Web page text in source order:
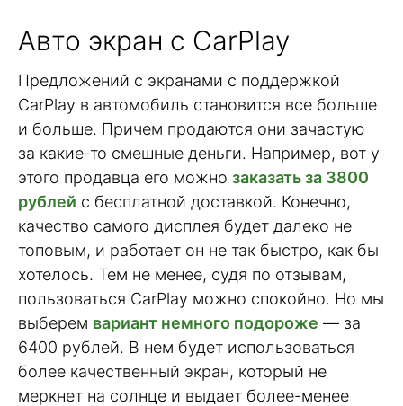
Авто экран с CarPlay
Предложений с экранами с поддержкой
CarPlay в автомобиль становится все больше
и больше. Причем продаются они зачастую
за какие-то смешные деньги. Например, вот у
этого продавца его можно заказать за 3800
рублей с бесплатной доставкой. Конечно,
качество самого дисплея будет далеко не
топовым, и работает он не так быстро, как бы
хотелось. Тем не менее, судя по отзывам,
пользоваться CarPlay можно спокойно. Но мы
выберем вариант немного подороже — за
6400 рублей. В нем будет использоваться
более качественный экран, который не
меркнет на солнце и выдает более-менее